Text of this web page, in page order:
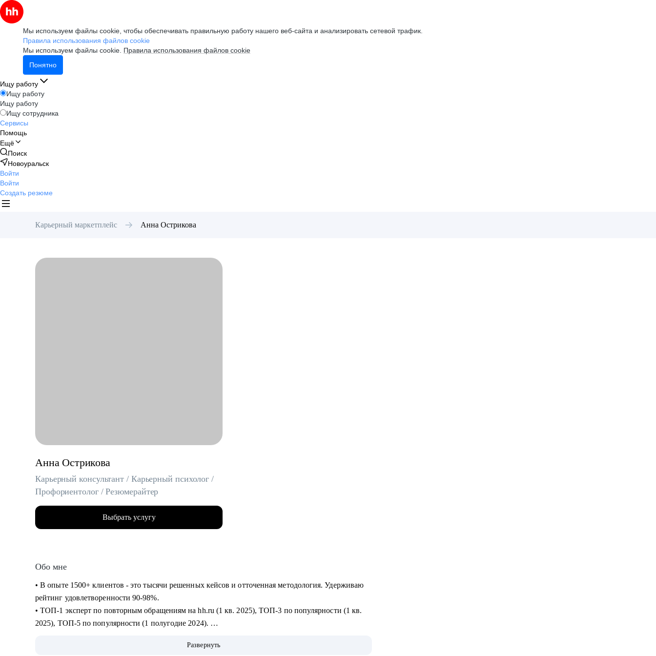
Мы используем файлы cookie, чтобы обеспечивать правильную работу нашего веб-сайта и анализировать сетевой трафик.
Правила использования файлов cookie
Мы используем файлы cookie. Правила использования файлов cookie
Понятно
Ищу работу
Ищу работу
Ищу работу
Ищу сотрудника
Сервисы
Помощь
Ещё
Поиск
Новоуральск
Войти
Войти
Создать резюме
Карьерный маркетплейс Анна Острикова
Анна Острикова
Карьерный консультант / Карьерный психолог /
Профориентолог / Резюмерайтер
Выбрать услугу
Обо мне
• В опыте 1500+ клиентов - это тысячи решенных кейсов и отточенная методология. Удерживаю
рейтинг удовлетворенности 90-98%.
• ТОП-1 эксперт по повторным обращениям на hh.ru (1 кв. 2025), ТОП-3 по популярности (1 кв.
2025), ТОП-5 по популярности (1 полугодие 2024).
"Человек-Карьера" на всех уровнях: от бессознательных ограничений до требований HR.
Развернуть